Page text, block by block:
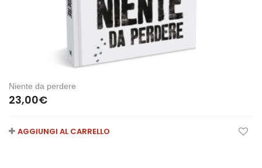
Niente da perdere
23,00€
AGGIUNGI AL CARRELLO